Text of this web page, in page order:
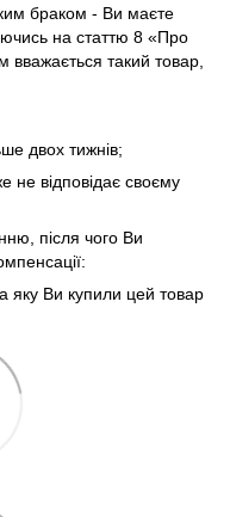
браком - Ви маєте
на статтю 8 «Про
такий товар,
двох тижнів;
не відповідає своєму
після чого Ви
яку Ви купили цей товар